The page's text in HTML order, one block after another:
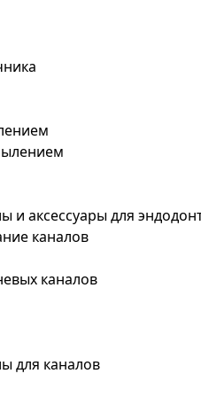
и аксессуары для
каналов
каналов
для каналов